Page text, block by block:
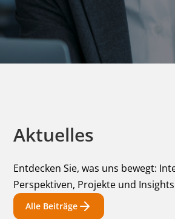
Aktuelles
Entdecken Sie, was uns bewegt:
Perspektiven, Projekte und
Alle Beiträge